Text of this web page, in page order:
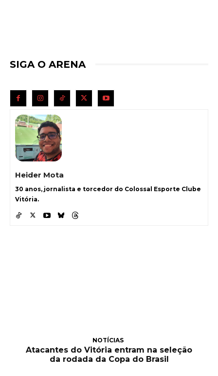
SIGA O ARENA
Heider Mota
30 anos, jornalista e torcedor do Colossal Esporte Clube
Vitória.
NOTÍCIAS
Atacantes do Vitória entram na seleção
da rodada da Copa do Brasil